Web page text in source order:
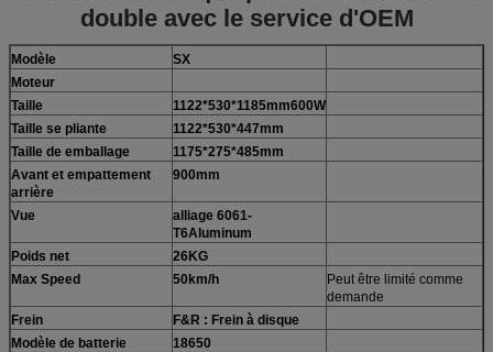
double avec le service d'OEM
Modèle
SX
Moteur
Taille
1122*530*1185mm600W
Taille se pliante
1122*530*447mm
Taille de emballage
1175*275*485mm
Avant et empattement
arrière
900mm
Vue
alliage 6061-
T6Aluminum
Poids net
26KG
Max Speed
50km/h
Peut être limité comme
demande
Frein
F&R : Frein à disque
Modèle de batterie
18650